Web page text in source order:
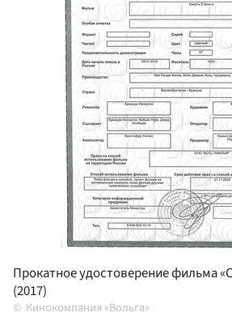
Прокатное удостоверение фильма
(2017)
Кинокомпания «Вольга»